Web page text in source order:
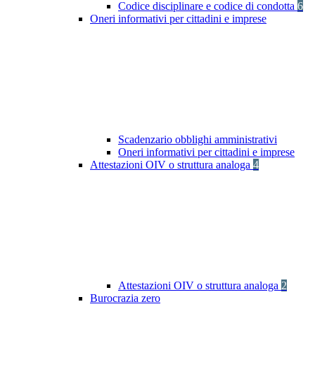
Codice disciplinare e codice di condotta 6
Oneri informativi per cittadini e imprese
Scadenzario obblighi amministrativi
Oneri informativi per cittadini e imprese
Attestazioni OIV o struttura analoga 4
Attestazioni OIV o struttura analoga 2
Burocrazia zero